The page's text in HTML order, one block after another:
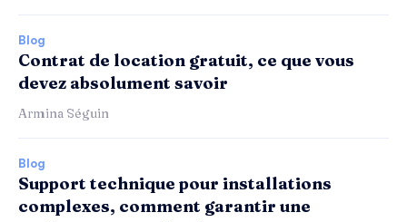
Blog
Contrat de location gratuit, ce que vous
devez absolument savoir
Armina Séguin
Blog
Support technique pour installations
complexes, comment garantir une